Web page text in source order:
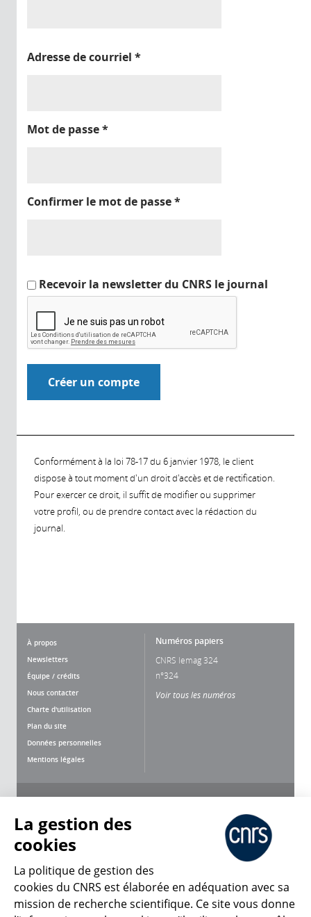
Adresse de courriel *
Mot de passe*
Confirmer le mot de passe*
Recevoir la newsletter du CNRS le journal
Conformément à la loi 78-17 du 6 janvier 1978, le client
dispose à tout moment d'un droit d'accès et de rectification.
Pour exercer ce droit, il suffit de modifier ou supprimer
votre profil, ou de prendre contact avec la rédaction du
journal.
À propos
Newsletters
Équipe / crédits
Nous contacter
Charte d'utilisation
Plan du site
Données personnelles
Mentions légales
Numéros papiers
CNRS lemag 324
n°324
Voir tous les numéros
CNRS Le Mag
La gestion des
cookies
La politique de gestion des
cookies du CNRS est élaborée en adéquation avec sa
mission de recherche scientifique. Ce site vous donne